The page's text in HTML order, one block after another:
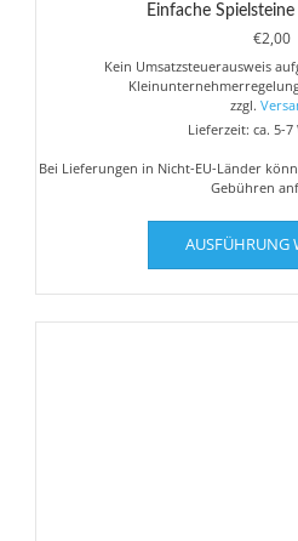
Einfache
€2,00
Kein Umsatzsteuerausweis
zzgl.
Lieferzeit: ca. 5-7
Bei Lieferungen in Nicht-EU-Länder
Gebühren
AUSFÜHRUNG